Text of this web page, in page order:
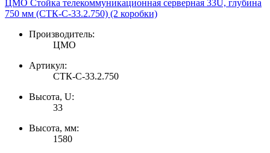
ЦМО Стойка телекоммуникационная серверная 33U, глубина
750 мм (СТК-С-33.2.750) (2 коробки)
Производитель:
ЦМО
Артикул:
СТК-С-33.2.750
Высота, U:
33
Высота, мм:
1580